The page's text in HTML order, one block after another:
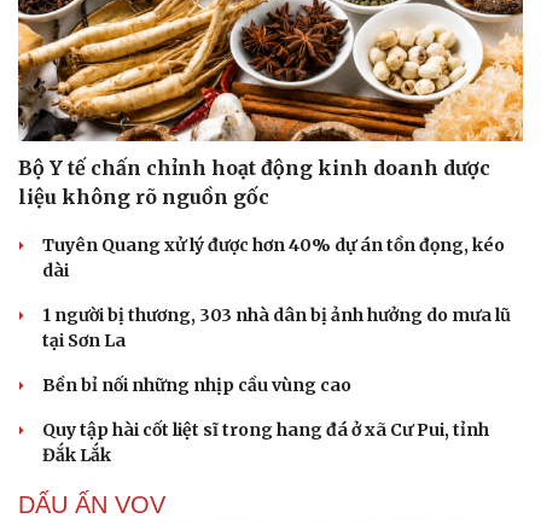
Cải chính
Bộ Y tế chấn chỉnh hoạt động kinh doanh dược
liệu không rõ nguồn gốc
Tuyên Quang xử lý được hơn 40% dự án tồn đọng, kéo
dài
1 người bị thương, 303 nhà dân bị ảnh hưởng do mưa lũ
tại Sơn La
Bền bỉ nối những nhịp cầu vùng cao
Quy tập hài cốt liệt sĩ trong hang đá ở xã Cư Pui, tỉnh
Đắk Lắk
DẤU ẤN VOV